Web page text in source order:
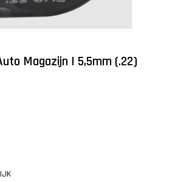
Magazijn | 5,5mm (.22)